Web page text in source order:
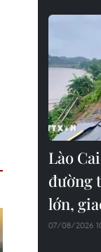
Lào
đường
lớn,
07/08/2026